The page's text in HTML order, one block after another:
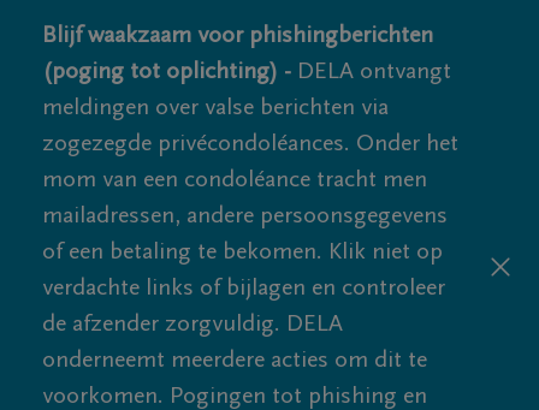
Blijf waakzaam voor phishingberichten
(poging tot oplichting) - DELA ontvangt
meldingen over valse berichten via
zogezegde privécondoléances. Onder het
mom van een condoléance tracht men
mailadressen, andere persoonsgegevens
of een betaling te bekomen. Klik niet op
verdachte links of bijlagen en controleer
de afzender zorgvuldig. DELA
onderneemt meerdere acties om dit te
voorkomen. Pogingen tot phishing en